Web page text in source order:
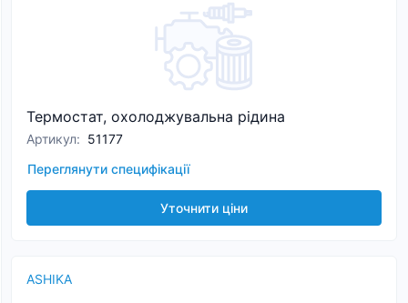
Термостат, охолоджувальна рідина
Артикул: 51177
Переглянути специфікації
Уточнити ціни
ASHIKA